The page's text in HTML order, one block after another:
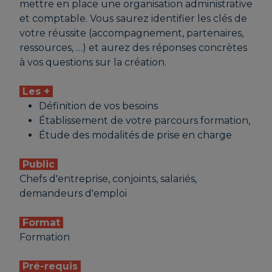
Agence de La Valette-du-Var - 107
AVENUE DES FRERES LUMIERE - le
23/11/2026; Inscription avant le 23/11/2026
CMA PACA / Bouches-du-Rhône (13) - 2
Inscription avant le 10/12/2026
Agence de Saint-Laurent-du-Var - 142
AVENUE DE VERDUN - le 10/12/2026;
mettre en place une organisation administrative
et comptable. Vous saurez identifier les clés de
votre réussite (accompagnement, partenaires,
ressources, …) et aurez des réponses concrètes
à vos questions sur la création.
Les +
Définition de vos besoins
Établissement de votre parcours formation,
Étude des modalités de prise en charge
Public
Chefs d'entreprise, conjoints, salariés,
demandeurs d'emploi
Format
Formation
Pré-requis